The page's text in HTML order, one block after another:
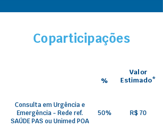
Coparticipações
%
Valor
Estimado*
Consulta em Urgência e
Emergência - Rede ref.
SAÚDE PAS ou Unimed POA
50% R$ 70